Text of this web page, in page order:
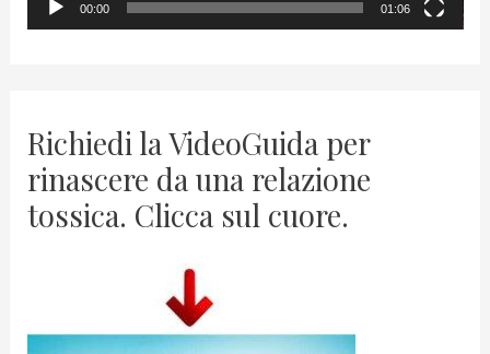
00:00 01:06
Richiedi la VideoGuida per
rinascere da una relazione
tossica. Clicca sul cuore.